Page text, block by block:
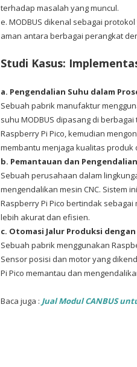
terhadap masalah yang muncul.
e. MODBUS dikenal sebagai
aman antara berbagai perangkat
Studi Kasus:
a. Pengendalian Suhu dalam
Sebuah pabrik manufaktur
suhu MODBUS dipasang di
Raspberry Pi Pico, kemudian
membantu menjaga kualitas produk
b. Pemantauan dan Pengendalian
Sebuah perusahaan dalam
mengendalikan mesin CNC. Sistem
Raspberry Pi Pico bertindak
lebih akurat dan efisien.
c. Otomasi Jalur Produksi
Sebuah pabrik menggunakan
Sensor posisi dan motor yang
Pi Pico memantau dan
Baca juga : Jual Modul CANBUS